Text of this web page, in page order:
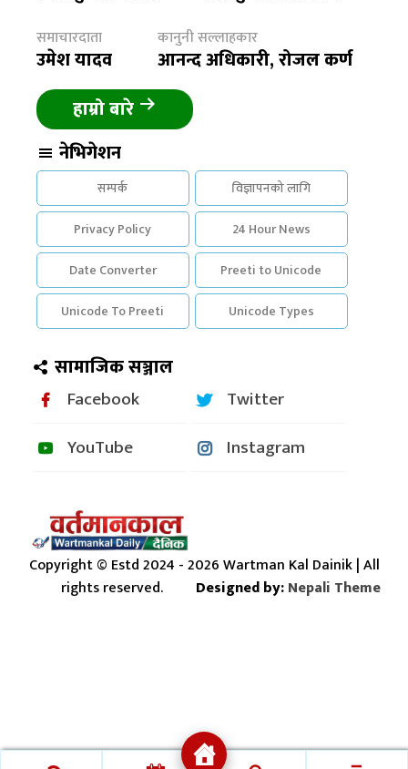
समाचारदाता
उमेश यादव
कानुनी सल्लाहकार
आनन्द अधिकारी, रोजल कर्ण
हाम्रो बारे
नेभिगेशन
सम्पर्क
विज्ञापनको लागि
Privacy Policy
24 Hour News
Date Converter
Preeti to Unicode
Unicode To Preeti
Unicode Types
सामाजिक सञ्जाल
Facebook
Twitter
YouTube
Instagram
Copyright © Estd 2024 - 2026 Wartman Kal Dainik | All
rights reserved.
Designed by:Nepali Theme